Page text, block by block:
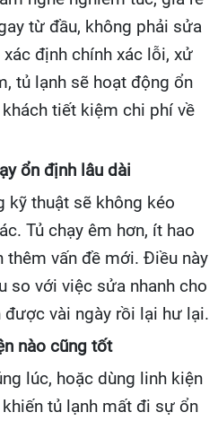
từ đầu, không phải sửa
định chính xác lỗi, xử
tủ lạnh sẽ hoạt động ổn
tiết kiệm chi phí về
ổn định lâu dài
kỹ thuật sẽ không kéo
Tủ chạy êm hơn, ít hao
thêm vấn đề mới. Điều này
so với việc sửa nhanh cho
vài ngày rồi lại hư lại.
nào cũng tốt
lúc, hoặc dùng linh kiện
tủ lạnh mất đi sự ổn